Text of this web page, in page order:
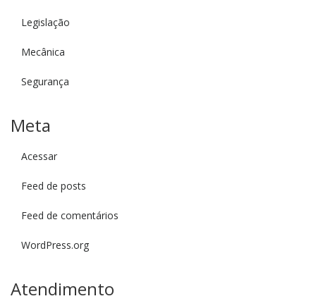
Legislação
Mecânica
Segurança
Meta
Acessar
Feed de posts
Feed de comentários
WordPress.org
Atendimento